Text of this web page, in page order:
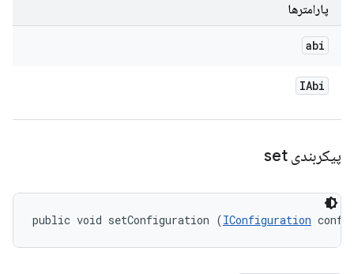
پارامترها
abi
IAbi
پیکربندی set
public void setConfiguration (IConfiguration